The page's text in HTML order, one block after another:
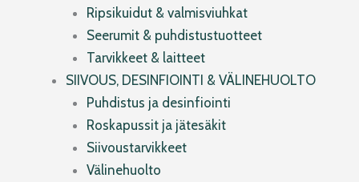
Ripsikuidut & valmisviuhkat
Seerumit & puhdistustuotteet
Tarvikkeet & laitteet
SIIVOUS, DESINFIOINTI & VÄLINEHUOLTO
Puhdistus ja desinfiointi
Roskapussit ja jätesäkit
Siivoustarvikkeet
Välinehuolto